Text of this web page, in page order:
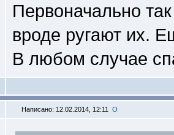
Первоначально
вроде ругают их.
В любом случае
Написано: 12.02.2014, 12:11